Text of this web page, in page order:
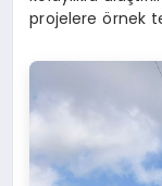
projelere örnek